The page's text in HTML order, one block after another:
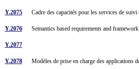
Y.2075 Cadre des capacités pour les services de
Y.2076 Semantics based requirements and
Y.2077
Y.2078 Modèles de prise en charge des applications